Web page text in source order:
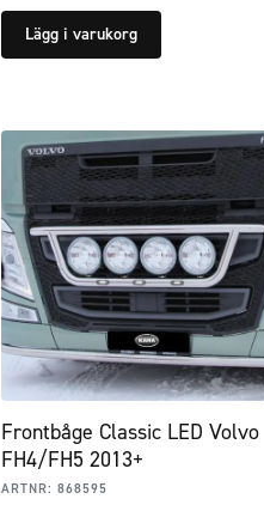
Lägg i varukorg
Frontbåge Classic LED Volvo
FH4/FH5 2013+
ARTNR: 868595